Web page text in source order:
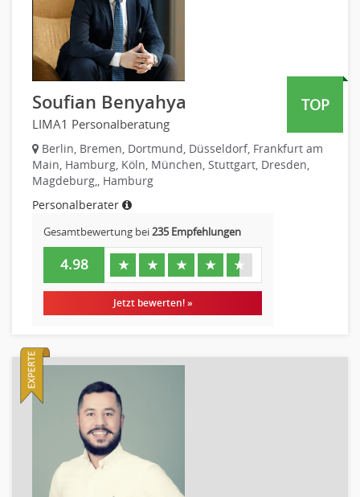
Human Resources
Personal Leitung, Teamleitung
rec2rec
Recruiting, Personalmarketing
Referent
Anwaltschaft
Justiziariat, Rechtsabteilung
Notar-, Justizfachangestellter, Anwaltsfachgehilfe
Notariat
Richter, Justizbeamte
Analyst
Anlageberatung, Vermögensberatung
Asset-/Fonds-Management
Banken, Finanzdienstleister und Versicherungen Finanzen
Firmenkundengeschäft
Investment-Banking
Kreditanalyse
Banken, Finanzdienstleister und Versicherungen Leitung,
Teamleitung
Mergers & Acquisitions
Transport & Logistik
Unternehmensberatung
Versicherungen
TOP
Soufian Benyahya
LIMA1 Personalberatung
Berlin, Bremen, Dortmund, Düsseldorf, Frankfurt am
Main, Hamburg, Köln, München, Stuttgart, Dresden,
Magdeburg,, Hamburg
Personalberater
Gesamtbewertung bei235 Empfehlungen
4.98 ★ ★ ★ ★ ★
Jetzt bewerten! »